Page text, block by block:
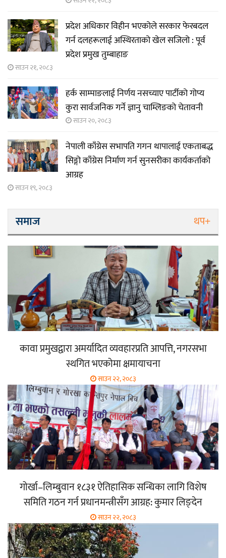
प्रदेश अधिकार विहीन भएकोले सरकार फेरबदल
गर्न दलहरूलाई अस्थिरताको खेल सजिलो : पूर्व
प्रदेश प्रमुख तुम्बाहाङ
साउन २१, २०८३
हर्क साम्पाङलाई निर्णय नसच्याए पार्टीको गोप्य
कुरा सार्वजनिक गर्ने ज्ञानु चाम्लिङको चेतावनी
साउन २०, २०८३
नेपाली काँग्रेस सभापति गगन थापालाई एकताबद्ध
सिङ्गो काँग्रेस निर्माण गर्न सुनसरीका कार्यकर्ताको
आग्रह
साउन १९, २०८३
समाज थप+
कावा प्रमुखद्वारा अमर्यादित व्यवहारप्रति आपत्ति, नगरसभा
स्थगित भएकोमा क्षमायाचना
साउन २२, २०८३
गोर्खा–लिम्बुवान १८३१ ऐतिहासिक सन्धिका लागि विशेष
समिति गठन गर्न प्रधानमन्त्रीसँग आग्रह: कुमार लिङ्देन
साउन २२, २०८३